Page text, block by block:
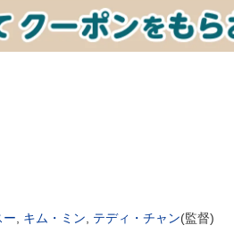
ー キム・ミン テディ・チャン(監督)